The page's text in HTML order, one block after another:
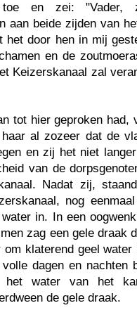
en zei: "Vader,
aan beide zijden van
het door hen in mij
en de
Keizerskanaal zal
tot hier geproken had,
haar al zozeer dat de
en zij het niet
van de
Nadat zij,
nog
in. In een
zag een gele draak
om klaterend geel
dagen en nachten
water van het
de gele draak.